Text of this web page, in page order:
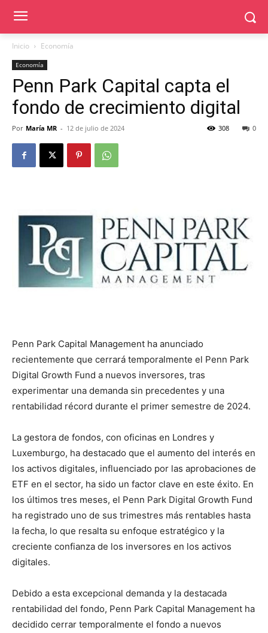
Inicio Economía
Economía
Penn Park Capital capta el
fondo de crecimiento digital
Por María MR - 12 de julio de 2024 0
308
Penn Park Capital Management ha anunciado
recientemente que cerrará temporalmente el Penn Park
Digital Growth Fund a nuevos inversores, tras
experimentar una demanda sin precedentes y una
rentabilidad récord durante el primer semestre de 2024.
La gestora de fondos, con oficinas en Londres y
Luxemburgo, ha destacado que el aumento del interés en
los activos digitales, influenciado por las aprobaciones de
ETF en el sector, ha sido un factor clave en este éxito. En
los últimos tres meses, el Penn Park Digital Growth Fund
ha registrado uno de sus trimestres más rentables hasta
la fecha, lo que resalta su enfoque estratégico y la
creciente confianza de los inversores en los activos
digitales.
Debido a esta excepcional demanda y la destacada
rentabilidad del fondo, Penn Park Capital Management ha
decidido cerrar temporalmente el fondo a nuevos